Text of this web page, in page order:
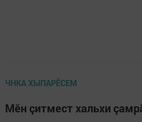
ЧНКА ХЫПАРӖСЕМ
Мӗн çитмест хальхи